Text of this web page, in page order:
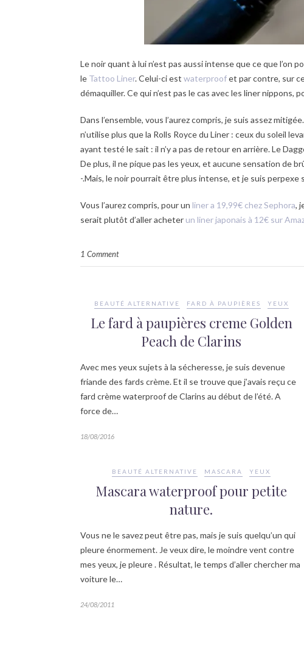
Le noir quant à lui n’est pas aussi intense que ce que l’on
le Tattoo Liner. Celui-ci est waterproofet par contre, sur
démaquiller. Ce qui n’est pas le cas avec les liner
Dans l’ensemble, vous l’aurez compris, je suis assez
n’utilise plus que la Rolls Royce du Liner : ceux du soleil
ayant testé le sait : il n’y a pas de retour en arrière. Le
De plus, il ne pique pas les yeux, et aucune sensation de
-.Mais, le noir pourrait être plus intense, et je suis perpexe
Vous l’aurez compris, pour un liner a 19,99€ chez Sephora,
serait plutôt d’aller acheter un liner japonais à 12€ sur
1 Comment
BEAUTÉ ALTERNATIVE FARD À PAUPIÈRES YEUX
Le fard à paupières creme Golden
Peach de Clarins
Avec mes yeux sujets à la sécheresse, je suis devenue
friande des fards crème. Et il se trouve que j’avais reçu ce
fard crème waterproof de Clarins au début de l’été. A
force de…
18/08/2016
BEAUTÉ ALTERNATIVE MASCARA YEUX
Mascara waterproof pour petite
nature.
Vous ne le savez peut être pas, mais je suis quelqu’un qui
pleure énormement. Je veux dire, le moindre vent contre
mes yeux, je pleure . Résultat, le temps d’aller chercher ma
voiture le…
24/08/2011